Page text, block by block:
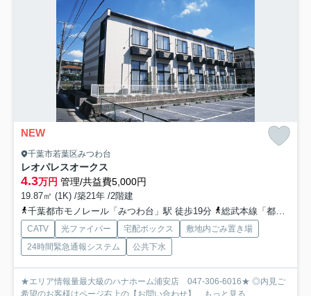
NEW
千葉市若葉区みつわ台
レオパレスオークス
4.3万円 管理/共益費5,000円
19.87㎡ (1K) /築21年 /2階建
千葉都市モノレール「みつわ台」駅 徒歩19分
総武本線「都賀」駅 徒歩22分
CATV 光ファイバー 宅配ボックス
敷地内ごみ置き場
24時間緊急通報システム
公共下水
★エリア情報量最大級のハナホーム浦安店 047-306-6016★ ◎内見ご